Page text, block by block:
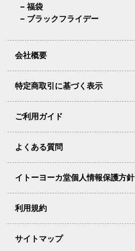
福袋
ブラックフライデー
会社概要
特定商取引に基づく表示
ご利用ガイド
よくある質問
イトーヨーカ堂個人情報保護方針
利用規約
サイトマップ